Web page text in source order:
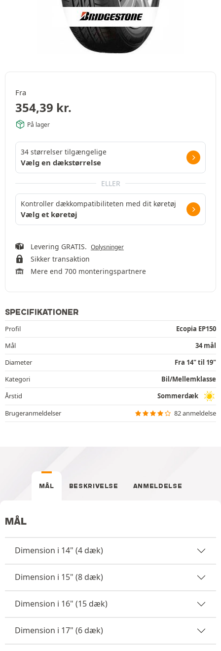
Fra
354,39 kr.
På lager
34 størrelser tilgængelige
Vælg en dækstørrelse
ELLER
Kontroller dækkompatibiliteten med dit køretøj
Vælg et køretøj
Levering GRATIS. Oplysninger
Sikker transaktion
Mere end 700 monteringspartnere
SPECIFIKATIONER
Profil
Ecopia EP150
Mål
34 mål
Diameter
Fra 14" til 19"
Kategori
Bil/Mellemklasse
Årstid
Sommerdæk
Brugeranmeldelser
82 anmeldelse
MÅL BESKRIVELSE ANMELDELSE
MÅL
Dimension i 14" (4 dæk)
Dimension i 15" (8 dæk)
Dimension i 16" (15 dæk)
Dimension i 17" (6 dæk)